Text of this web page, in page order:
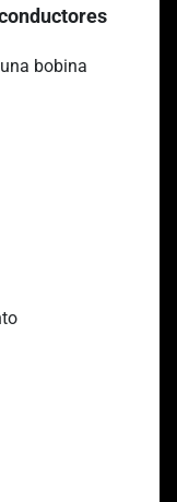
bobina